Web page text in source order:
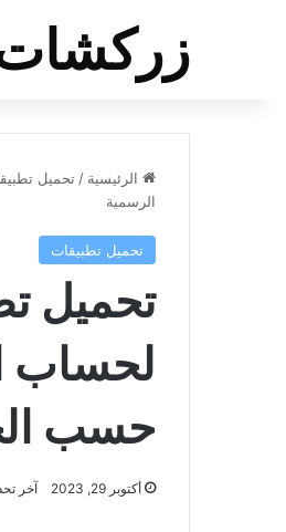
الرئيسية / تحميل
الرسمية
تحميل تطبيقات
تحميل
لحساب
حسب
أكتوبر 29, 2023 آخر